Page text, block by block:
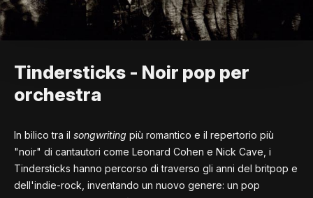
Tindersticks - Noir pop per
orchestra
In bilico tra il songwriting più romantico e il repertorio più
"noir" di cantautori come Leonard Cohen e Nick Cave, i
Tindersticks hanno percorso di traverso gli anni del britpop e
dell'indie-rock, inventando un nuovo genere: un pop